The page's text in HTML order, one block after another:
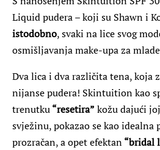
Liquid pudera – koji su Shawn i
istodobno, svaki na lice svog
osmišljavanja make-upa za
Dva lica i dva različita tena, koja
nijanse pudera! Skintuition kao
trenutku“resetira” kožu dajući
svježinu, pokazao se kao idealna
prozračan, a opet efektan“bridal